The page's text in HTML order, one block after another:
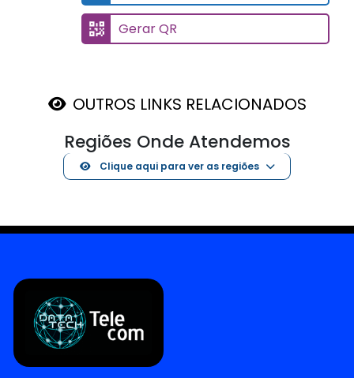
Gerar QR
OUTROS LINKS RELACIONADOS
Regiões Onde Atendemos
Clique aqui para ver as regiões